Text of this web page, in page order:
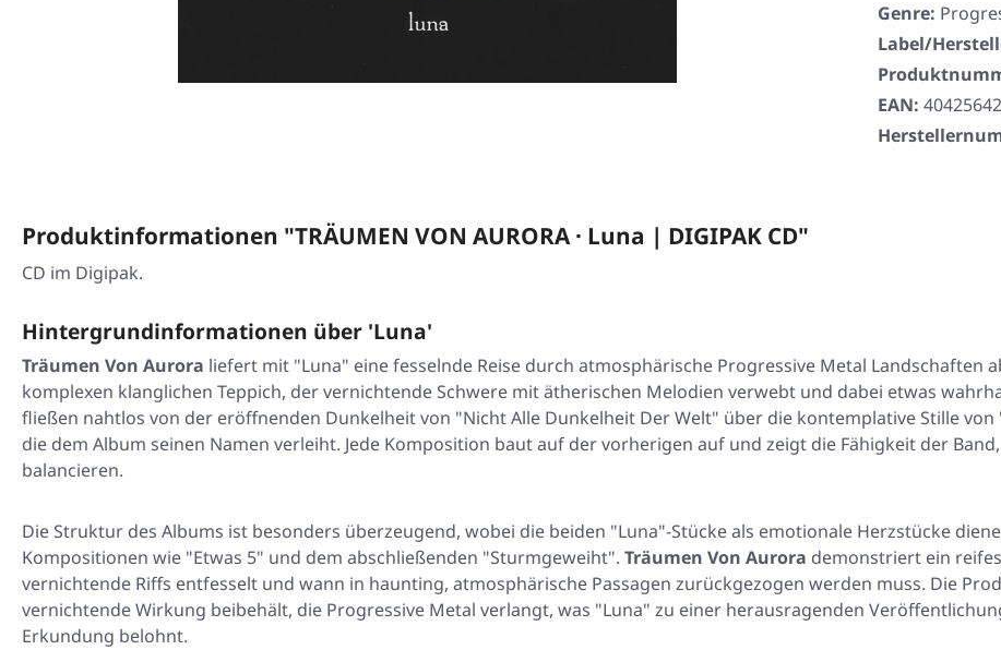
Genre:
Label/
EAN:
Produktinformationen "TRÄUMEN VON AURORA · Luna | DIGIPAK CD"
CD im Digipak.
Hintergrundinformationen über 'Luna'
Träumen Von Aurora liefert mit "Luna" eine fesselnde Reise durch atmosphärische Progressive Metal Landschaften
komplexen klanglichen Teppich, der vernichtende Schwere mit ätherischen Melodien verwebt und dabei etwas
fließen nahtlos von der eröffnenden Dunkelheit von "Nicht Alle Dunkelheit Der Welt" über die kontemplative Stille von
die dem Album seinen Namen verleiht. Jede Komposition baut auf der vorherigen auf und zeigt die Fähigkeit der
balancieren.
Die Struktur des Albums ist besonders überzeugend, wobei die beiden "Luna"-Stücke als emotionale Herzstücke
Kompositionen wie "Etwas 5" und dem abschließenden "Sturmgeweiht". Träumen Von Aurora demonstriert ein
vernichtende Riffs entfesselt und wann in haunting, atmosphärische Passagen zurückgezogen werden muss. Die
vernichtende Wirkung beibehält, die Progressive Metal verlangt, was "Luna" zu einer herausragenden
Erkundung belohnt.